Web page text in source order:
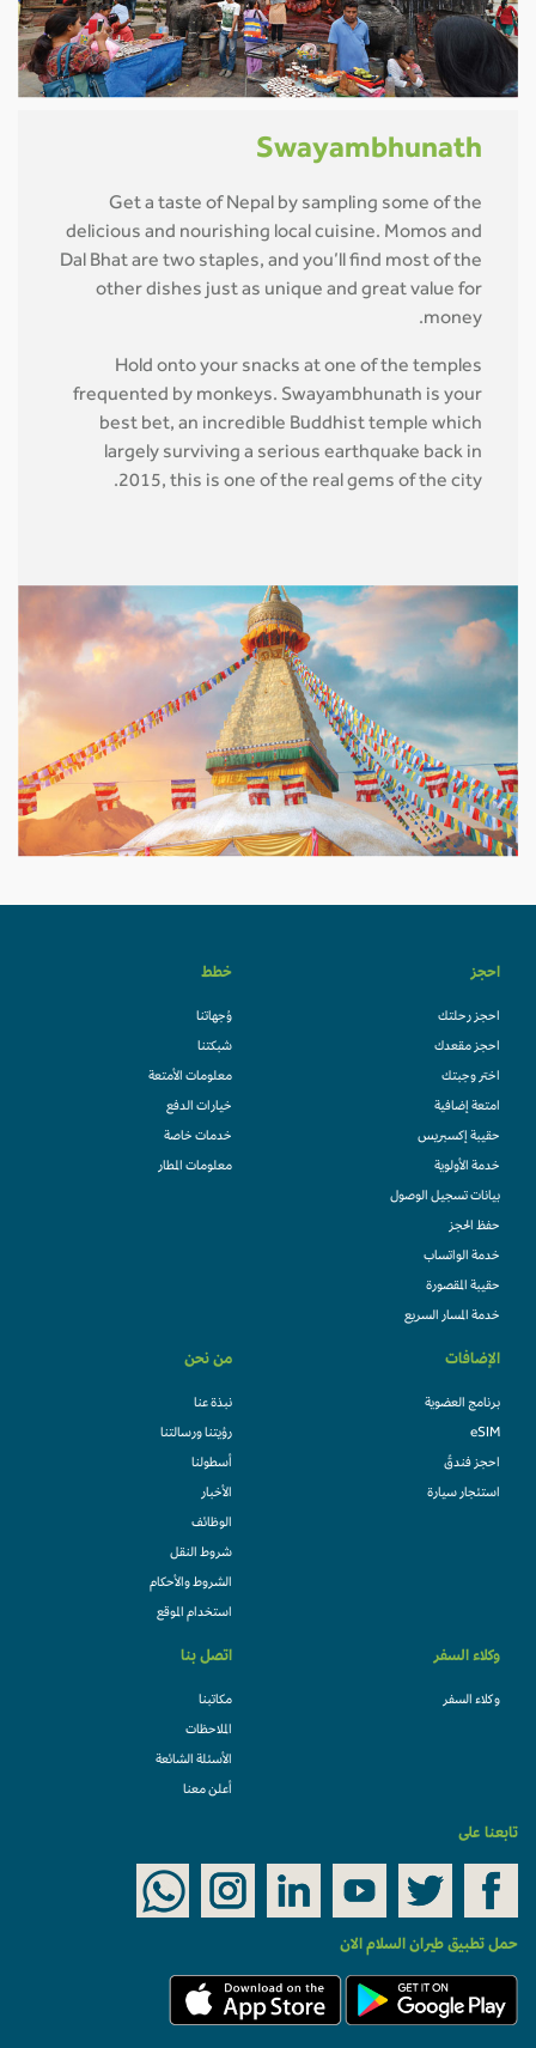
Swayambhunath
Get a taste of Nepal by sampling some of the
delicious and nourishing local cuisine. Momos and
Dal Bhat are two staples, and you’ll find most of the
other dishes just as unique and great value for
money.
Hold onto your snacks at one of the temples
frequented by monkeys. Swayambhunath is your
best bet, an incredible Buddhist temple which
largely surviving a serious earthquake back in
2015, this is one of the real gems of the city.
احجز
احجز رحلتك
احجز مقعدك
اختر وجبتك
امتعة إضافية
حقيبة إكسبريس
خدمة الأولوية
بيانات تسجيل الوصول
حفظ الحجز
خدمة الواتساب
حقيبة المقصورة
خدمة المسار السريع
خطط
وُجهاتنا
شبكتنا
معلومات الأمتعة
خيارات الدفع
خدمات خاصة
معلومات المطار
الإضافات
برنامج العضوية
eSIM
احجز فندقً
استئجار سيارة
من نحن
نبذة عنا
رؤيتنا ورسالتنا
أسطولنا
الأخبار
الوظائف
شروط النقل
الشروط والأحكام
استخدام الموقع
وكلاء السفر
وكلاء السفر
اتصل بنا
مكاتبنا
الملاحظات
الأسئلة الشائعة
أعلن معنا
تابعنا على
حمل تطبيق طيران السلام الان